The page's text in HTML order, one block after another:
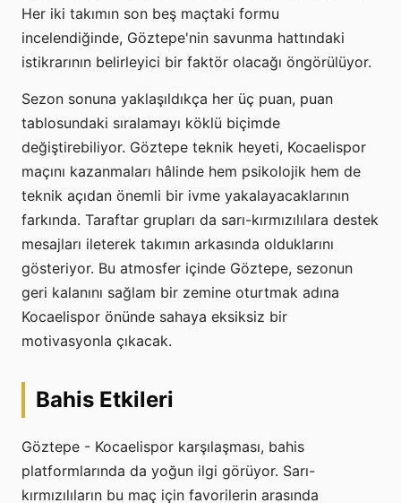
Her iki takımın son beş maçtaki formu
incelendiğinde, Göztepe'nin savunma hattındaki
istikrarının belirleyici bir faktör olacağı öngörülüyor.
Sezon sonuna yaklaşıldıkça her üç puan, puan
tablosundaki sıralamayı köklü biçimde
değiştirebiliyor. Göztepe teknik heyeti, Kocaelispor
maçını kazanmaları hâlinde hem psikolojik hem de
teknik açıdan önemli bir ivme yakalayacaklarının
farkında. Taraftar grupları da sarı-kırmızılılara destek
mesajları ileterek takımın arkasında olduklarını
gösteriyor. Bu atmosfer içinde Göztepe, sezonun
geri kalanını sağlam bir zemine oturtmak adına
Kocaelispor önünde sahaya eksiksiz bir
motivasyonla çıkacak.
Bahis Etkileri
Göztepe - Kocaelispor karşılaşması, bahis
platformlarında da yoğun ilgi görüyor. Sarı-
kırmızılıların bu maç için favorilerin arasında